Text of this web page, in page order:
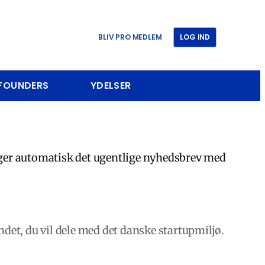
BLIV PRO MEDLEM LOG IND
YDELSER
automatisk det ugentlige nyhedsbrev med
du vil dele med det danske startupmiljø.